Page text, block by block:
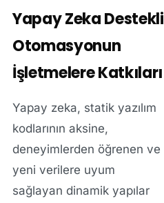
Yapay Zeka Destekli
Otomasyonun
İşletmelere Katkıları
Yapay zeka, statik yazılım
kodlarının aksine,
deneyimlerden öğrenen ve
yeni verilere uyum
sağlayan dinamik yapılar